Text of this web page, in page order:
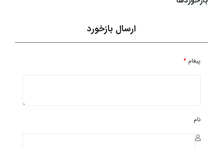
ارسال بازخورد
پیغام *
نام